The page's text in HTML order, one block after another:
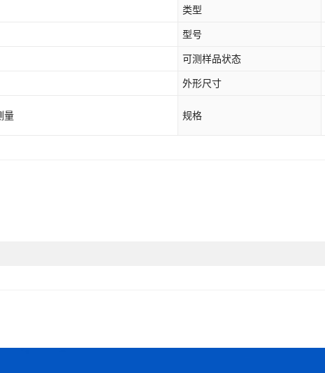
类型
型号
可测样品状态
外形尺寸
量 规格